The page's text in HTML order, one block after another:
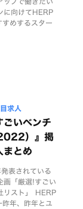
に向けてHERP
めするスター
求人
いベンチ
）』掲
まとめ
表されている
画「厳選!すごい
リスト」 HERP
年、昨年とユ